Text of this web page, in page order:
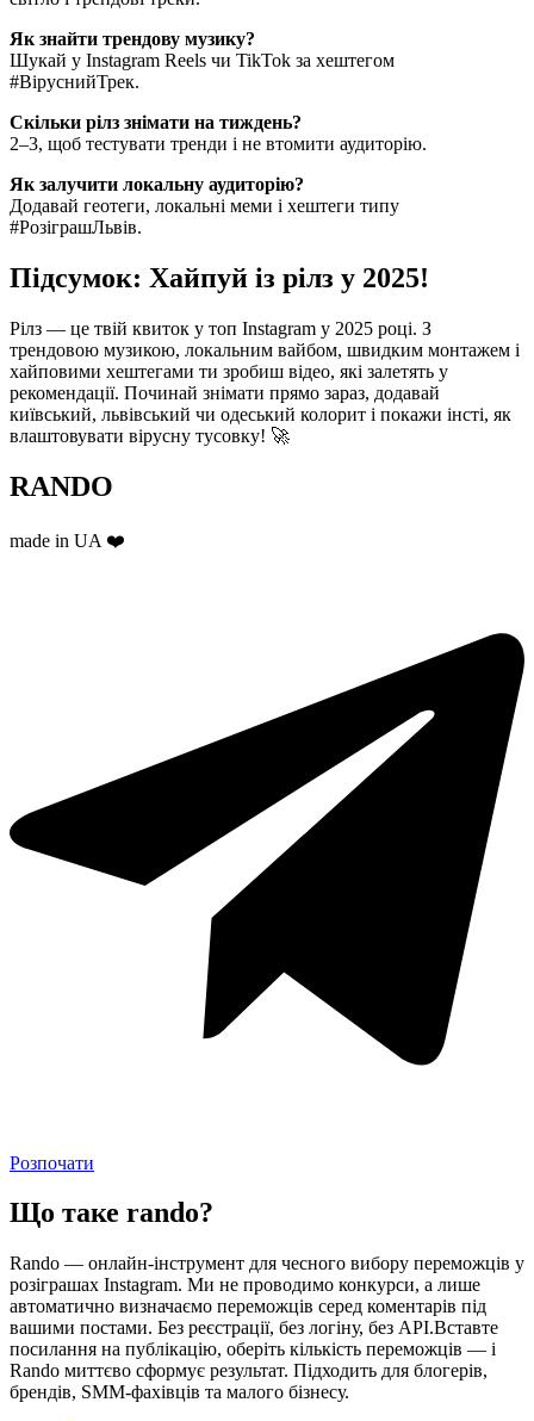
Як знайти трендову музику?
Шукай у Instagram Reels чи TikTok за хештегом
#ВіруснийТрек.
Скільки рілз знімати на тиждень?
2–3, щоб тестувати тренди і не втомити аудиторію.
Як залучити локальну аудиторію?
Додавай геотеги, локальні меми і хештеги типу
#РозіграшЛьвів.
Підсумок: Хайпуй із рілз у 2025!
Рілз — це твій квиток у топ Instagram у 2025 році. З
трендовою музикою, локальним вайбом, швидким монтажем і
хайповими хештегами ти зробиш відео, які залетять у
рекомендації. Починай знімати прямо зараз, додавай
київський, львівський чи одеський колорит і покажи інсті, як
влаштовувати вірусну тусовку! 🚀
RANDO
made in UA ❤️
Розпочати
Що таке rando?
Rando — онлайн-інструмент для чесного вибору переможців у
розіграшах Instagram. Ми не проводимо конкурси, а лише
автоматично визначаємо переможців серед коментарів під
вашими постами. Без реєстрації, без логіну, без API.Вставте
посилання на публікацію, оберіть кількість переможців — і
Rando миттєво сформує результат. Підходить для блогерів,
брендів, SMM-фахівців та малого бізнесу.